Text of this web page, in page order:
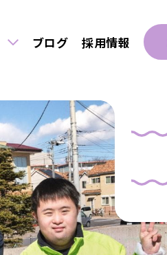
ブログ 採用情報